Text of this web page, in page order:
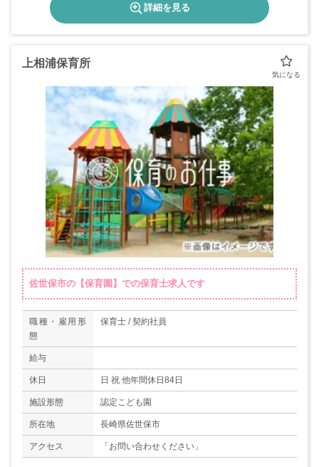
詳細を見る
上相浦保育所
佐世保市の【保育園】での保育士求人です
職種・雇用形
態
保育士 / 契約社員
給与
休日 日 祝 他年間休日84日
施設形態 認定こども園
所在地 長崎県佐世保市
アクセス 「お問い合わせください」